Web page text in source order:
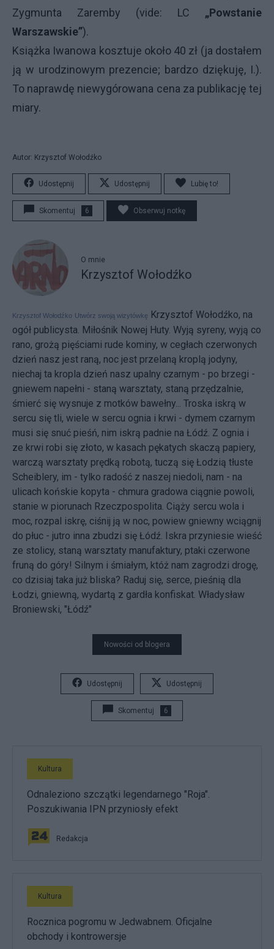
Zygmunta Zaremby (vide: LC „Powstanie
Warszawskie”).
Książka Iwanowa kosztuje około 40 zł (ja dostałem
ją w urodzinowym prezencie; bardzo dziękuję, I.).
To naprawdę niewygórowana cena za publikację tej
miary.
Autor: Krzysztof Wołodźko
Udostępnij Udostępnij Lubię to!
Skomentuj 6 Obserwuj notkę
O mnie
Krzysztof Wołodźko
Krzysztof Wołodźko Utwórz swoją wizytówkę Krzysztof Wołodźko, na
ogół publicysta. Miłośnik Nowej Huty. Wyją syreny, wyją co
rano, grożą pięściami rude kominy, w cegłach czerwonych
dzień nasz jest raną, noc jest przelaną kroplą jodyny,
niechaj ta kropla dzień nasz upalny czarnym - po brzegi -
gniewem napełni - staną warsztaty, staną przędzalnie,
śmierć się wysnuje z motków bawełny... Troska iskrą w
sercu się tli, wiele w sercu ognia i krwi - dymem czarnym
musi się snuć pieśń, nim iskrą padnie na Łódź. Z ognia i
ze krwi robi się złoto, w kasach pękatych skaczą papiery,
warczą warsztaty prędką robotą, tuczą się Łodzią tłuste
Scheiblery, im - tylko radość z naszej niedoli, nam - na
ulicach końskie kopyta - chmura gradowa ciągnie powoli,
stanie w piorunach Rzeczpospolita. Ciąży sercu wola i
moc, rozpal iskrę, ciśnij ją w noc, powiew gniewny wciągnij
do płuc - jutro inna zbudzi się Łódź. Iskra przyniesie wieść
ze stolicy, staną warsztaty manufaktury, ptaki czerwone
fruną do góry! Silnym i śmiałym, któż nam zagrodzi drogę,
co dzisiaj taka już bliska? Raduj się, serce, pieśnią dla
Łodzi, gniewną, wydartą z gardła konfiskat. Władysław
Broniewski, "Łódź"
Nowości od blogera
Udostępnij Udostępnij
Skomentuj 6
Kultura
Odnaleziono szczątki legendarnego "Roja".
Poszukiwania IPN przyniosły efekt
Redakcja
Kultura
Rocznica pogromu w Jedwabnem. Oficjalne
obchody i kontrowersje